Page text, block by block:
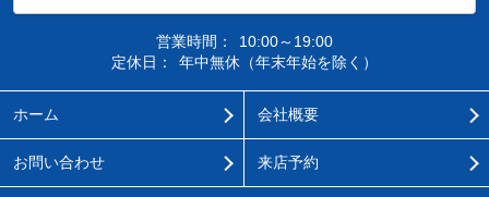
営業時間：
10:00～19:00
定休日：
年中無休（年末年始を除く）
ホーム 会社概要
お問い合わせ 来店予約